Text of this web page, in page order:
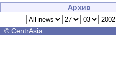
Архив
© CentrAsia